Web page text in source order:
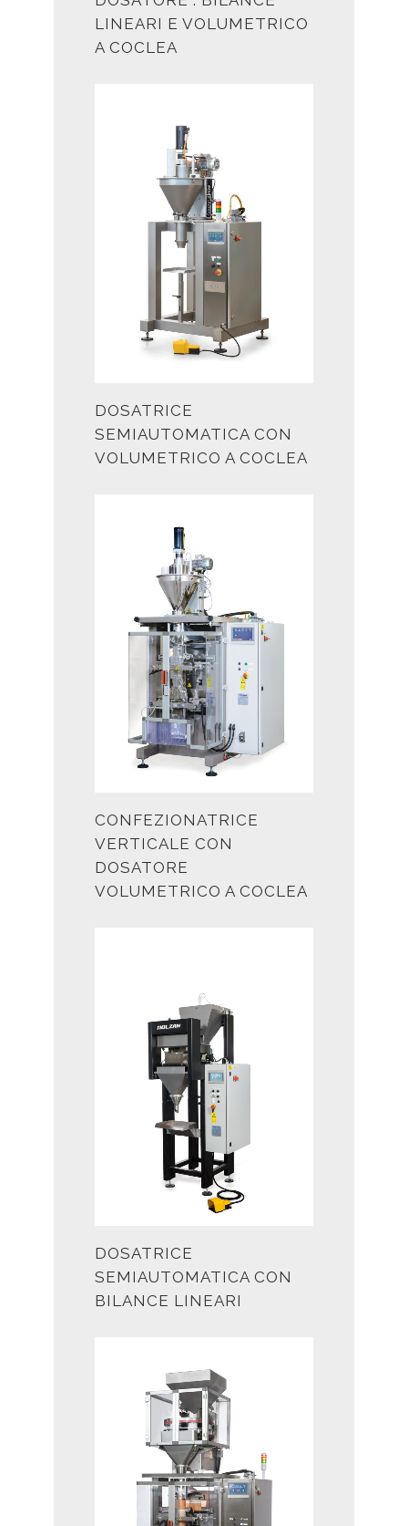
LINEARI E VOLUMETRICO
A COCLEA
DOSATRICE
SEMIAUTOMATICA CON
VOLUMETRICO A COCLEA
CONFEZIONATRICE
VERTICALE CON
DOSATORE
VOLUMETRICO A COCLEA
DOSATRICE
SEMIAUTOMATICA CON
BILANCE LINEARI